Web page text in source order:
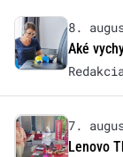
8.
Aké
7.
Lenovo